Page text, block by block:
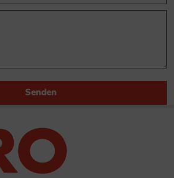
Senden